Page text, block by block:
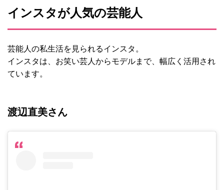
インスタが人気の芸能人
芸能人の私生活を見られるインスタ。
インスタは、お笑い芸人からモデルまで、幅広く活用され
ています。
渡辺直美さん